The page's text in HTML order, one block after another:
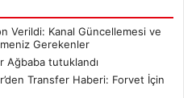
Verildi: Kanal Güncellemesi ve
Gerekenler
Ağbaba tutuklandı
Transfer Haberi: Forvet İçin